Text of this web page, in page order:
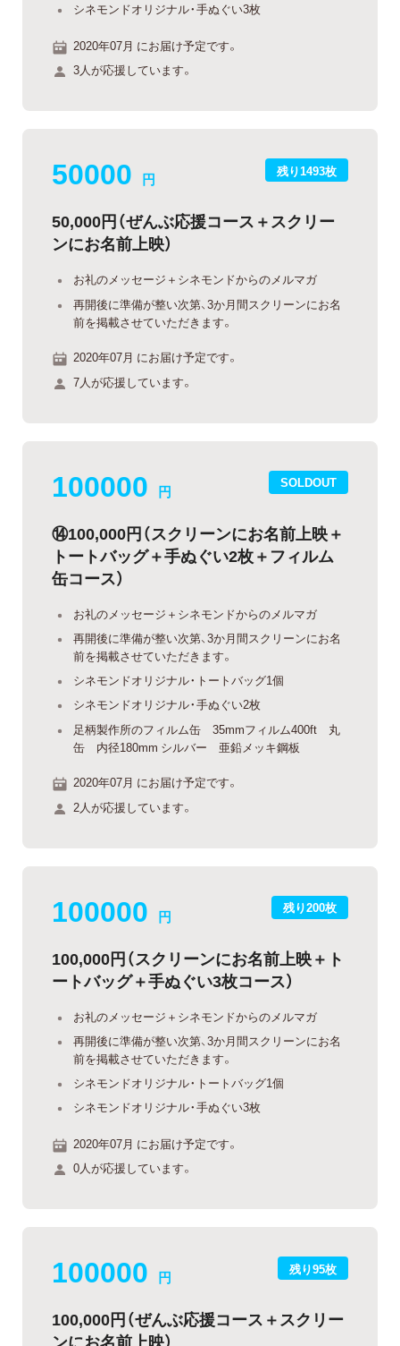
シネモンドオリジナル・手ぬぐい3枚
2020年07月 にお届け予定です。
3人が応援しています。
残り1493枚
50000 円
50,000円（ぜんぶ応援コース＋スクリー
ンにお名前上映）
お礼のメッセージ＋シネモンドからのメルマガ
再開後に準備が整い次第、3か月間スクリーンにお名
前を掲載させていただきます。
2020年07月 にお届け予定です。
7人が応援しています。
SOLDOUT
100000 円
⑭100,000円（スクリーンにお名前上映＋
トートバッグ＋手ぬぐい2枚＋フィルム
缶コース）
お礼のメッセージ＋シネモンドからのメルマガ
再開後に準備が整い次第、3か月間スクリーンにお名
前を掲載させていただきます。
シネモンドオリジナル・トートバッグ1個
シネモンドオリジナル・手ぬぐい2枚
足柄製作所のフィルム缶 35mmフィルム400ft 丸
缶 内径180mm シルバー 亜鉛メッキ鋼板
2020年07月 にお届け予定です。
2人が応援しています。
残り200枚
100000 円
100,000円（スクリーンにお名前上映＋ト
ートバッグ＋手ぬぐい3枚コース）
お礼のメッセージ＋シネモンドからのメルマガ
再開後に準備が整い次第、3か月間スクリーンにお名
前を掲載させていただきます。
シネモンドオリジナル・トートバッグ1個
シネモンドオリジナル・手ぬぐい3枚
2020年07月 にお届け予定です。
0人が応援しています。
残り95枚
100000 円
100,000円（ぜんぶ応援コース＋スクリー